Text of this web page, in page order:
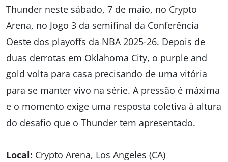
Thunder neste sábado, 7 de maio, no Crypto
Arena, no Jogo 3 da semifinal da Conferência
Oeste dos playoffs da NBA 2025-26. Depois de
duas derrotas em Oklahoma City, o purple and
gold volta para casa precisando de uma vitória
para se manter vivo na série. A pressão é máxima
e o momento exige uma resposta coletiva à altura
do desafio que o Thunder tem apresentado.
Local: Crypto Arena, Los Angeles (CA)